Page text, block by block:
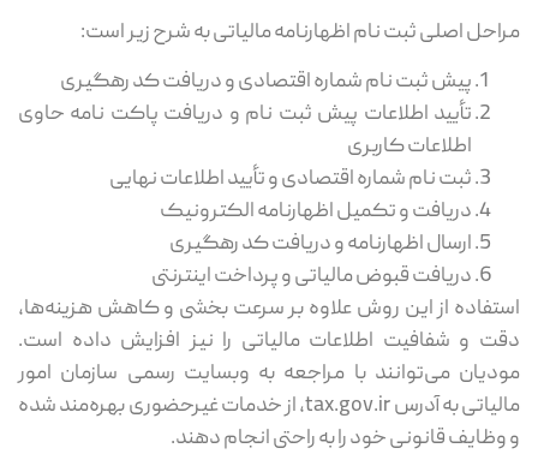
مراحل اصلی ثبت ‌نام اظهارنامه مالیاتی به شرح زیر است:
پیش‌ ثبت‌ نام شماره اقتصادی و دریافت کد رهگیری
تأیید اطلاعات پیش ‌ثبت‌ نام و دریافت پاکت ‌نامه حاوی
اطلاعات کاربری
ثبت ‌نام شماره اقتصادی و تأیید اطلاعات نهایی
دریافت و تکمیل اظهارنامه الکترونیک
ارسال اظهارنامه و دریافت کد رهگیری
دریافت قبوض مالیاتی و پرداخت اینترنتی
استفاده از این روش علاوه بر سرعت ‌بخشی و کاهش هزینه‌ها،
دقت و شفافیت اطلاعات مالیاتی را نیز افزایش داده است.
مودیان می‌توانند با مراجعه به وبسایت رسمی سازمان امور
مالیاتی به آدرس tax.gov.ir، از خدمات غیرحضوری بهره‌مند شده
و وظایف قانونی خود را به ‌راحتی انجام دهند.